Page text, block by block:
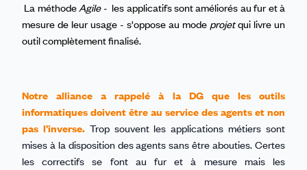
La méthodeAgile- les applicatifs sont améliorés au fur et à
mesure de leur usage - s'oppose au mode projetqui livre un
outil complètement finalisé.
Notre alliance a rappelé à la DG que les outils
informatiques doivent être au service des agents et non
pas l’inverse. Trop souvent les applications métiers sont
mises à la disposition des agents sans être abouties. Certes
les correctifs se font au fur et à mesure mais les